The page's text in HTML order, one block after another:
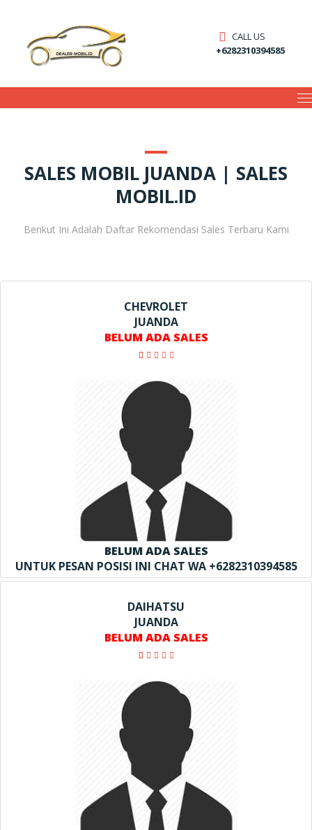
CALL US
+6282310394585
SALES MOBIL JUANDA | SALES
MOBIL.ID
Berikut Ini Adalah Daftar Rekomendasi Sales Terbaru Kami
CHEVROLET
JUANDA
BELUM ADA SALES
BELUM ADA SALES
UNTUK PESAN POSISI INI CHAT WA +6282310394585
DAIHATSU
JUANDA
BELUM ADA SALES